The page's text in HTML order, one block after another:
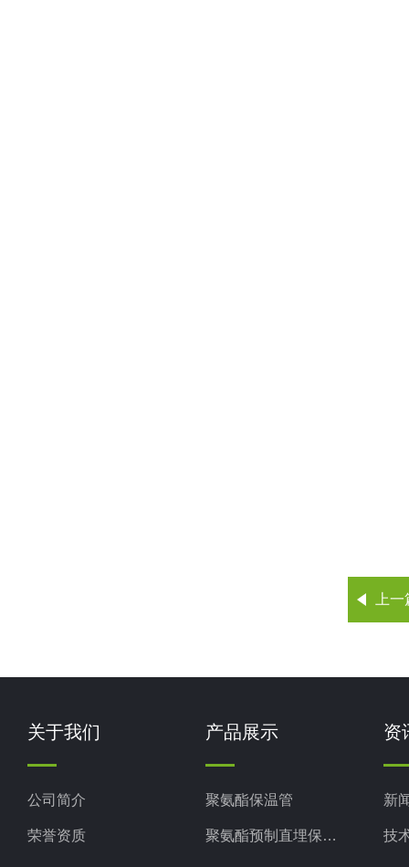
上
关于我们
公司简介
荣誉资质
产品展示
聚氨酯保温管
聚氨酯预制直埋保温管
资
新
技